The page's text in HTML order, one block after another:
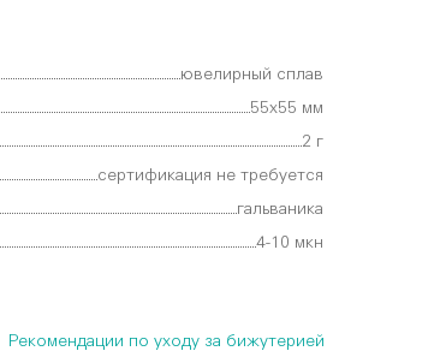
ювелирный сплав
55х55 мм
2 г
сертификация не требуется
гальваника
4-10 мкн
Рекомендации по уходу за бижутерией